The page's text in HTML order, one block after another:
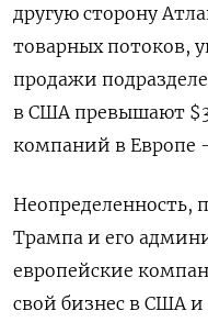
другую сторону
товарных потоков,
продажи
в США превышают
компаний в Европе
Неопределенность,
Трампа и его
европейские
свой бизнес в США и